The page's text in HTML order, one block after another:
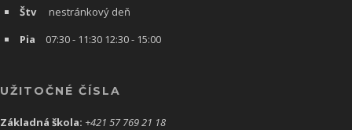
Štvnestránkový deň
Pia 07:30 - 11:30 12:30 - 15:00
UŽITOČNÉ ČÍSLA
Základná škola: +421 57 769 21 18